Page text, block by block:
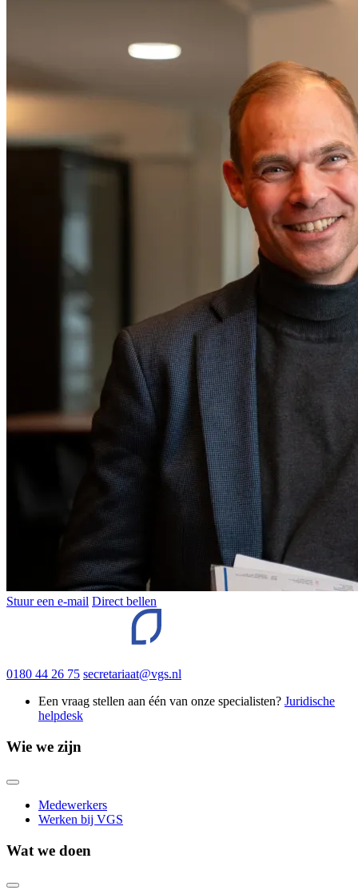
Stuur een e-mail Direct bellen
0180 44 26 75 secretariaat@vgs.nl
Een vraag stellen aan één van onze specialisten? Juridische
helpdesk
Wie we zijn
Medewerkers
Werken bij VGS
Wat we doen